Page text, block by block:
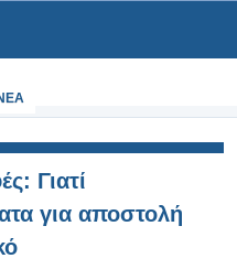
Γιατί
για αποστολή